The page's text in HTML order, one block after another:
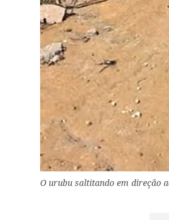
O urubu saltitando em direção